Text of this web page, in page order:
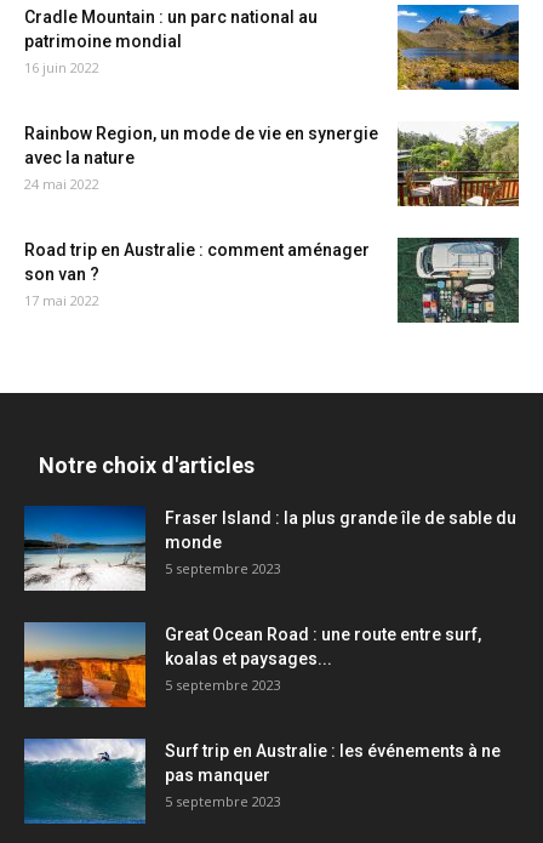
Cradle Mountain : un parc national au
patrimoine mondial
16 juin 2022
Rainbow Region, un mode de vie en synergie
avec la nature
24 mai 2022
Road trip en Australie : comment aménager
son van ?
17 mai 2022
Notre choix d'articles
Fraser Island : la plus grande île de sable du
monde
5 septembre 2023
Great Ocean Road : une route entre surf,
koalas et paysages...
5 septembre 2023
Surf trip en Australie : les événements à ne
pas manquer
5 septembre 2023